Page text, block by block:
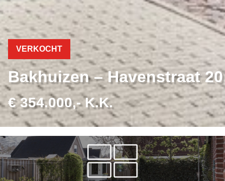
VERKOCHT
Bakhuizen – Havenstraat 20
€ 354.000,- K.K.